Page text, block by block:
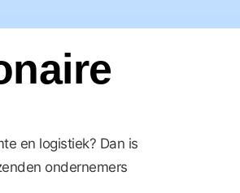
en logistiek? Dan is
ondernemers